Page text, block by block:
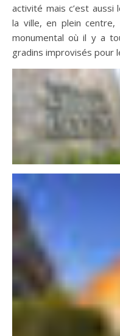
activité mais c’est
la ville, en plein centre,
monumental où il y a
gradins improvisés pour